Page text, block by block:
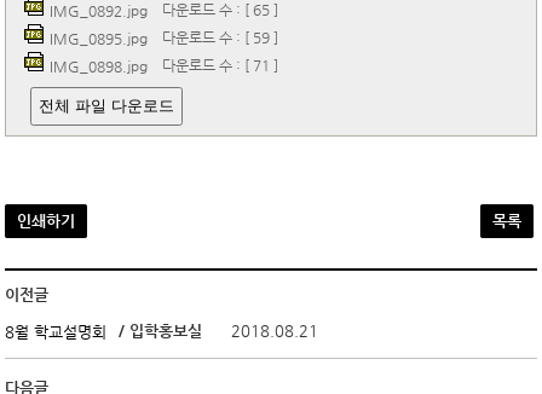
IMG_0892.jpg 다운로드 수 : [ 65 ]
IMG_0895.jpg 다운로드 수 : [ 59 ]
IMG_0898.jpg 다운로드 수 : [ 71 ]
전체 파일 다운로드
인쇄하기 목록
이전글
8월 학교설명회 / 입학홍보실 2018.08.21
다음글